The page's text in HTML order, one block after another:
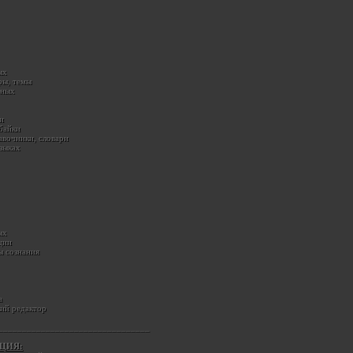
темы
словари
сознания
редактор